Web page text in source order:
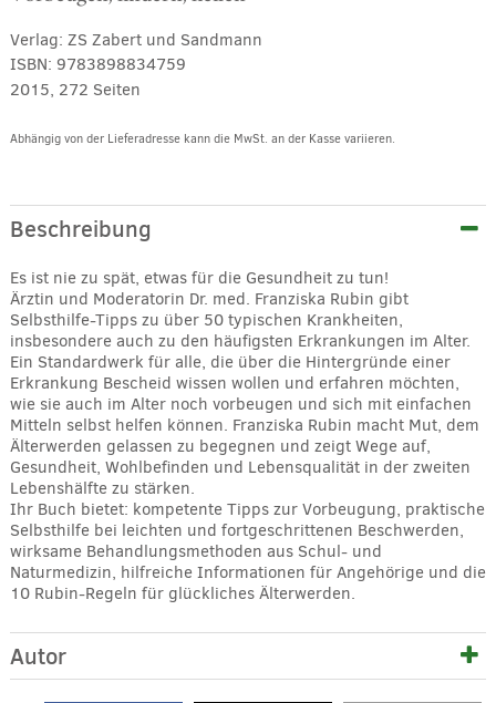
Verlag: ZS Zabert und Sandmann
ISBN: 9783898834759
2015, 272 Seiten
Abhängig von der Lieferadresse kann die MwSt. an der Kasse variieren.
Beschreibung
Es ist nie zu spät, etwas für die Gesundheit zu tun!
Ärztin und Moderatorin Dr. med. Franziska Rubin gibt
Selbsthilfe-Tipps zu über 50 typischen Krankheiten,
insbesondere auch zu den häufigsten Erkrankungen im Alter.
Ein Standardwerk für alle, die über die Hintergründe einer
Erkrankung Bescheid wissen wollen und erfahren möchten,
wie sie auch im Alter noch vorbeugen und sich mit einfachen
Mitteln selbst helfen können. Franziska Rubin macht Mut, dem
Älterwerden gelassen zu begegnen und zeigt Wege auf,
Gesundheit, Wohlbefinden und Lebensqualität in der zweiten
Lebenshälfte zu stärken.
Ihr Buch bietet: kompetente Tipps zur Vorbeugung, praktische
Selbsthilfe bei leichten und fortgeschrittenen Beschwerden,
wirksame Behandlungsmethoden aus Schul- und
Naturmedizin, hilfreiche Informationen für Angehörige und die
10 Rubin-Regeln für glückliches Älterwerden.
Autor